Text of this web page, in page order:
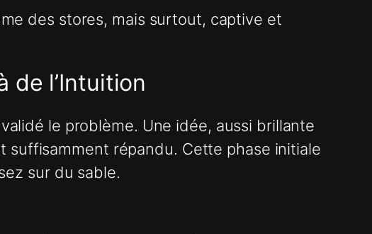
des stores, mais surtout, captive et
de l’Intuition
le problème. Une idée, aussi brillante
suffisamment répandu. Cette phase initiale
sur du sable.